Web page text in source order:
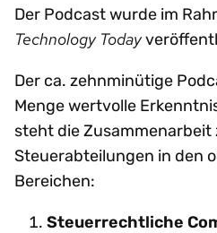
Der Podcast wurde im
Technology Today
Der ca. zehnminütige
Menge wertvolle
steht die Zusammenarbeit
Steuerabteilungen in den
Bereichen:
Steuerrechtliche